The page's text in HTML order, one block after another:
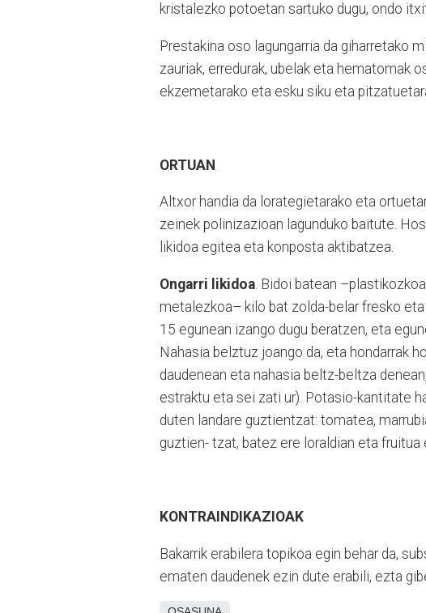
kristalezko potoetan sartuko dugu, ondo
Prestakina oso lagungarria da giharretako
zauriak, erredurak, ubelak eta hematomak
ekzemetarako eta esku siku eta
ORTUAN
Altxor handia da lorategietarako eta
zeinek polinizazioan lagunduko baitute.
likidoa egitea eta konposta aktibatzea.
Ongarri likidoa. Bidoi batean
metalezkoa– kilo bat zolda-belar fresko
15 egunean izango dugu beratzen, eta
Nahasia belztuz joango da, eta hondarrak
daudenean eta nahasia beltz-beltza
estraktu eta sei zati ur). Potasio-kantitate
duten landare guztientzat: tomatea,
guztien- tzat, batez ere loraldian eta fruitua
KONTRAINDIKAZIOAK
Bakarrik erabilera topikoa egin behar da,
ematen daudenek ezin dute erabili, ezta